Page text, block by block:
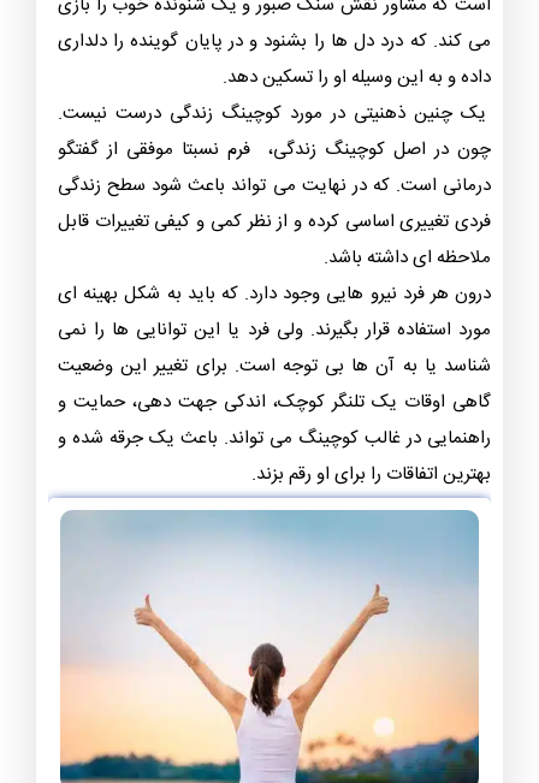
می کند. که درد دل ها را بشنود و در پایان گوینده را دلداری
داده و به این وسیله او را تسکین دهد.
یک چنین ذهنیتی در مورد کوچینگ زندگی درست نیست.
چون در اصل کوچینگ زندگی، فرم نسبتا موفقی از گفتگو
درمانی است. که در نهایت می تواند باعث شود سطح زندگی
فردی تغییری اساسی کرده و از نظر کمی و کیفی تغییرات قابل
ملاحظه ای داشته باشد.
درون هر فرد نیرو هایی وجود دارد. که باید به شکل بهینه ای
مورد استفاده قرار بگیرند. ولی فرد یا این توانایی ها را نمی
شناسد یا به آن ها بی توجه است. برای تغییر این وضعیت
گاهی اوقات یک تلنگر کوچک، اندکی جهت دهی، حمایت و
راهنمایی در غالب کوچینگ می تواند. باعث یک جرقه شده و
بهترین اتفاقات را برای او رقم بزند.